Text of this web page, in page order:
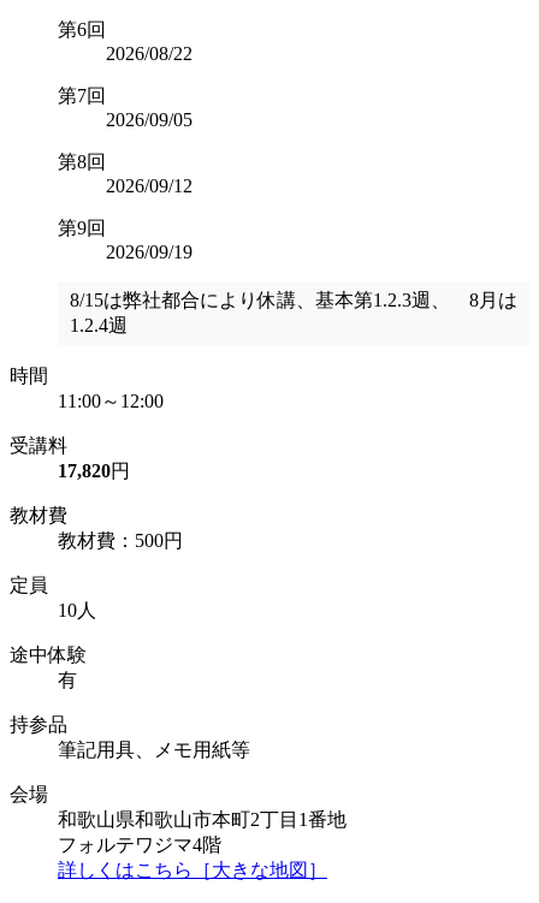
第6回
2026/08/22
第7回
2026/09/05
第8回
2026/09/12
第9回
2026/09/19
8/15は弊社都合により休講、基本第1.2.3週、 8月は
1.2.4週
時間
11:00～12:00
受講料
17,820円
教材費
教材費：500円
定員
10人
途中体験
有
持参品
筆記用具、メモ用紙等
会場
和歌山県和歌山市本町2丁目1番地
フォルテワジマ4階
詳しくはこちら［大きな地図］